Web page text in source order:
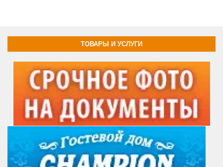
ТОВАРЫ И УСЛУГИ